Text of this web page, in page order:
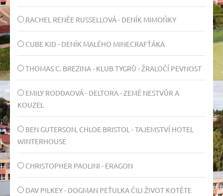
RACHEL RENÉE RUSSELLOVÁ - DENÍK MIMOŇKY
CUBE KID - DENÍK MALÉHO MINECRAFŤÁKA
THOMAS C. BREZINA - KLUB TYGRŮ - ŽRALOČÍ PEVNOST
EMILY RODDAOVÁ - DELTORA - ZEMĚ NESTVŮR A
KOUZEL
BEN GUTERSON, CHLOE BRISTOL - TAJEMSTVÍ HOTEL
WINTERHOUSE
CHRISTOPHER PAOLINI - ERAGON
DAV PILKEY - DOGMAN PEŤULKA ČILI ŽIVOT KOTĚTE